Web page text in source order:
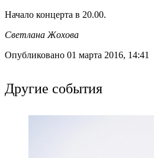
Начало концерта в 20.00.
Светлана Жохова
Опубликовано 01 марта 2016, 14:41
Другие события